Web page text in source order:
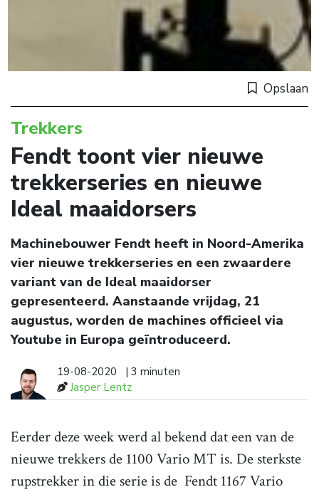
Opslaan
Trekkers
Fendt toont vier nieuwe
trekkerseries en nieuwe
Ideal maaidorsers
Machinebouwer Fendt heeft in Noord-Amerika
vier nieuwe trekkerseries en een zwaardere
variant van de Ideal maaidorser
gepresenteerd. Aanstaande vrijdag, 21
augustus, worden de machines officieel via
Youtube in Europa geïntroduceerd.
19-08-2020
| 3 minuten
Jasper Lentz
Eerder deze week werd al bekend dat een van de
nieuwe trekkers de 1100 Vario MT is. De sterkste
rupstrekker in die serie is de Fendt 1167 Vario